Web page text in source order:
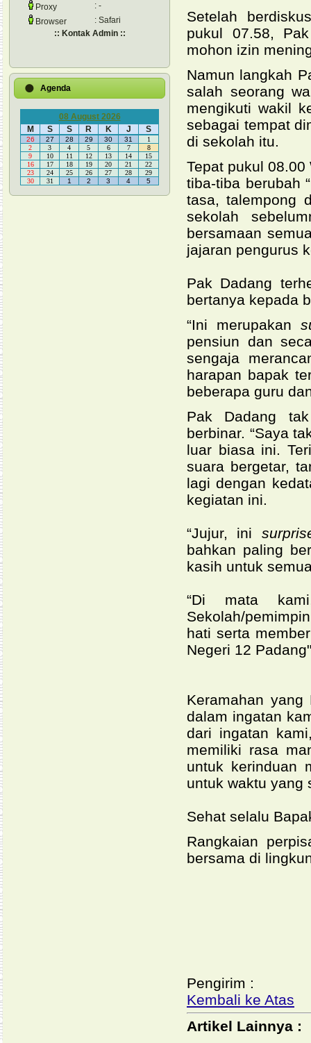
Proxy
: -
Browser
: Safari
:: Kontak Admin ::
Agenda
08 August 2026
M
S S R K J S
26 27 28 29 30 31
1
2
3 4 5 6 7
8
9
10 11 12 13 14
15
16
17 18 19 20 21
22
23
24 25 26 27 28
29
30
31 1 2 3 4 5
Setelah
pukul 07.58,
mohon izin
Namun langkah
salah seorang
mengikuti wakil
sebagai tempat
di sekolah itu.
Tepat pukul
tiba-tiba berubah
tasa, talempong
sekolah
bersamaan
jajaran pengurus
Pak Dadang
bertanya kepada
“Ini merupakan
pensiun dan
sengaja
harapan bapak
beberapa guru
Pak Dadang
berbinar. “Saya
luar biasa ini.
suara bergetar,
lagi dengan
kegiatan ini.
“Jujur, ini
bahkan paling
kasih untuk
“Di mata
Sekolah/
hati serta
Negeri 12 Padang"
Keramahan
dalam ingatan
dari ingatan
memiliki rasa
untuk kerinduan
untuk waktu yang
Sehat selalu
Rangkaian
bersama di
Pengirim :
Kembali ke Atas
Artikel Lainnya :